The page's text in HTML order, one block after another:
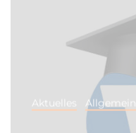
Aktuelles Allgemein